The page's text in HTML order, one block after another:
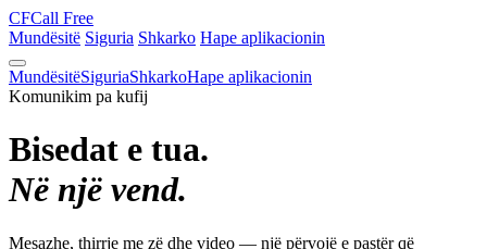
CFCall Free
Mundësitë Siguria Shkarko Hape aplikacionin
MundësitëSiguriaShkarkoHape aplikacionin
Komunikim pa kufij
Bisedat e tua.
Në një vend.
Mesazhe, thirrje me zë dhe video — një përvojë e pastër që